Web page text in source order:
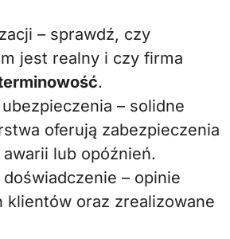
– sprawdź, czy
jest realny i czy firma
.
– solidne
oferują zabezpieczenia
lub opóźnień.
– opinie
klientów oraz zrealizowane